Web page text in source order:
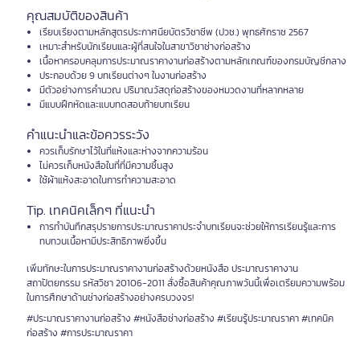
คุณสมบัติของสินค้า
เรียบเรียงตามหลักสูตรประกาศนียบัตรวิชาชีพ (ปวช.) พุทธศักราช 2567
เหมาะสำหรับนักเรียนและผู้ที่สนใจในสาขาวิชาช่างก่อสร้าง
เนื้อหาครอบคลุมการประมาณราคางานก่อสร้างตามหลักเกณฑ์ของกรมบัญชีกลาง
ประกอบด้วย 9 บทเรียนต่างๆ ในงานก่อสร้าง
มีตัวอย่างการคำนวณ ปริมาณวัสดุก่อสร้างของหมวดงานที่หลากหลาย
มีแบบฝึกหัดและแบบทดสอบท้ายบทเรียน
คำแนะนำและข้อควรระวัง
ควรเก็บรักษาไว้ในที่แห้งและห่างจากความร้อน
ไม่ควรเก็บหนังสือในที่ที่มีความชื้นสูง
ใช้ผ้าแห้งสะอาดในการทำความสะอาด
Tip. เทคนิคเล็กๆ ที่แนะนำ
การทำบันทึกสรุปรายการประมาณราคาประจำบทเรียนจะช่วยให้การเรียนรู้และการ
ทบทวนเนื้อหามีประสิทธิภาพยิ่งขึ้น
เพิ่มทักษะในการประมาณราคางานก่อสร้างด้วยหนังสือ ประมาณราคางาน
สถาปัตยกรรม รหัสวิชา 20106-2011 สั่งซื้อสินค้าคุณภาพวันนี้เพื่อเตรียมความพร้อม
ในการศึกษาด้านช่างก่อสร้างอย่างครบวงจร!
#ประมาณราคางานก่อสร้าง #หนังสือช่างก่อสร้าง #เรียนรู้ประมาณราคา #เทคนิค
ก่อสร้าง #การประมาณราคา